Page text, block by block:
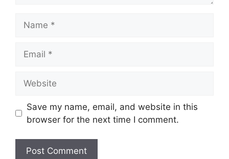
Save my name, email, and website in this
browser for the next time I comment.